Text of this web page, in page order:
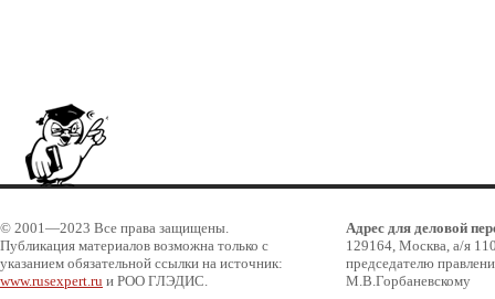
© 2001—2023 Все права защищены.
Публикация материалов возможна только с
указанием обязательной ссылки на источник:
www.rusexpert.ru и РОО ГЛЭДИС.
Адрес для деловой
129164, Москва, а/я
председателю
М.В.Горбаневскому